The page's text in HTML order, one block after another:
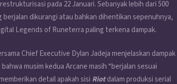
pada 22 Januari. Sebanyak lebih dari 500
dikurangi atau bahkan dihentikan sepenuhnya,
Legends of Runeterra paling terkena dampak.
Chief Executive Dylan Jadeja menjelaskan dampak
musim kedua Arcane masih “berjalan sesuai
detail apakah sisi Riotdalam produksi serial